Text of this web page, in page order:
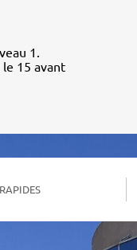
1.
le 15 avant